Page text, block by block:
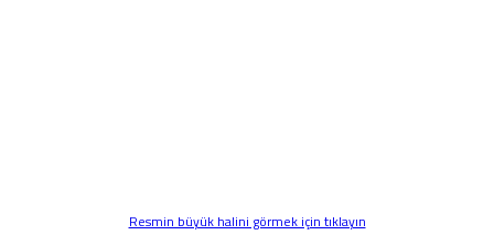
Resmin büyük halini görmek için tıklayın